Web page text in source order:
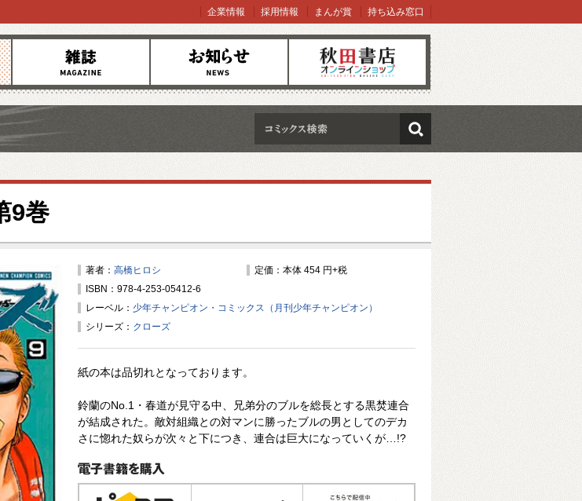
雑誌 お知らせ オンラインショップ
企業情報 採用情報 まんが賞 持ち込み窓口
検索
9巻
著者： 高橋ヒロシ
定価：本体 454 円+税
ISBN：978-4-253-05412-6
レーベル： 少年チャンピオン・コミックス（月刊少年チャンピオン）
シリーズ： クローズ
紙の本は品切れとなっております。
鈴蘭のNo.1・春道が見守る中、兄弟分のブルを総長とする黒焚連合
が結成された。敵対組織との対マンに勝ったブルの男としてのデカ
さに惚れた奴らが次々と下につき、連合は巨大になっていくが…!?
電子書籍で購入